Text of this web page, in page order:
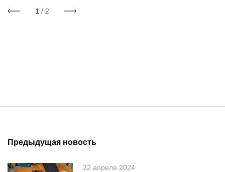
1 / 2
Предыдущая новость
22 апреля 2024